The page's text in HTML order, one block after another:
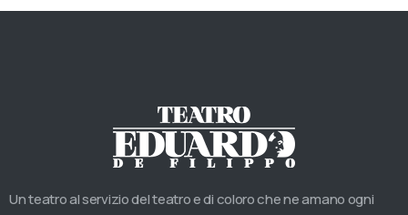
Un teatro al servizio del teatro e di coloro che ne amano ogni